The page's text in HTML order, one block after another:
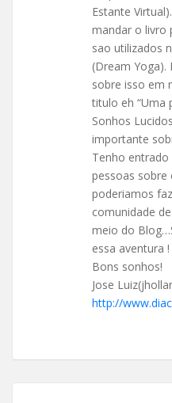
Estante
mandar o livro
sao utilizados
(Dream
sobre isso em
titulo eh “Uma
Sonhos
importante
Tenho
pessoas sobre
poderiamos
comunidade
meio do
essa aventura !
Bons sonhos!
Jose
http://